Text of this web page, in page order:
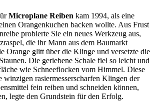
Microplane Reiben kam 1994, als eine
Orangenkuchen backen wollte. Aus Frust
probierte Sie ein neues Werkzeug aus,
die ihr Mann aus dem Baumarkt
Orange glitt über die Klinge und versetzte die
Die geriebene Schale fiel so leicht und
wie Schneeflocken vom Himmel. Diese
winzigen rasiermesserscharfen Klingen der
fein reiben und schneiden können,
legte den Grundstein für den Erfolg.